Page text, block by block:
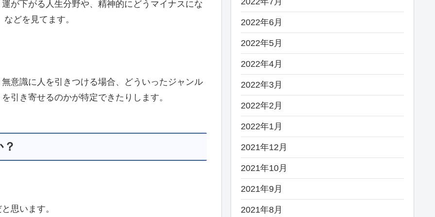
が下がる人生分野や、精神的にどうマイナスにな
どを見てます。
意識に人を引きつける場合、どういったジャンル
引き寄せるのかが特定できたりします。
思います。
2022年6月
2022年5月
2022年4月
2022年3月
2022年2月
2022年1月
2021年12月
2021年10月
2021年9月
2021年8月